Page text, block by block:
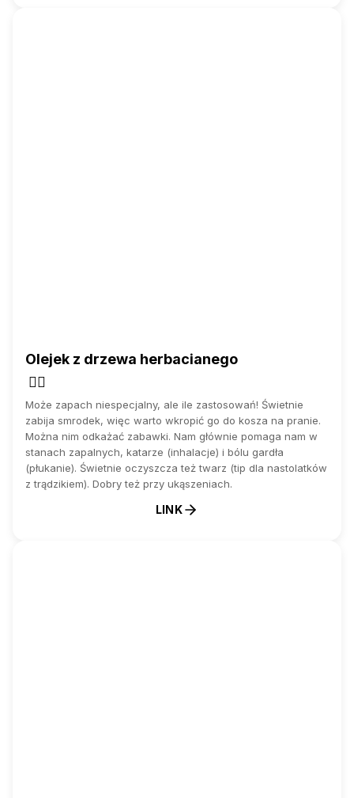
Olejek z drzewa herbacianego
💆‍♂️
Może zapach niespecjalny, ale ile zastosowań! Świetnie
zabija smrodek, więc warto wkropić go do kosza na pranie.
Można nim odkażać zabawki. Nam głównie pomaga nam w
stanach zapalnych, katarze (inhalacje) i bólu gardła
(płukanie). Świetnie oczyszcza też twarz (tip dla nastolatków
z trądzikiem). Dobry też przy ukąszeniach.
LINK